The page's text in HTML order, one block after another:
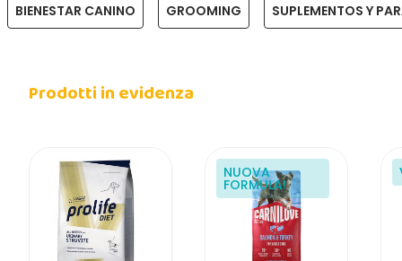
BIENESTAR CANINO GROOMING SUPLEMENTOS Y
Prodotti in evidenza
NUOVA
FORMULA!